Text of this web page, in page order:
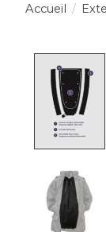
Accueil /